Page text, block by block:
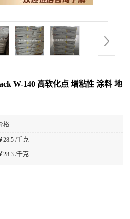
W-140 高软化点 增粘性 涂料 地
格
28.5 /千克
28.3 /千克